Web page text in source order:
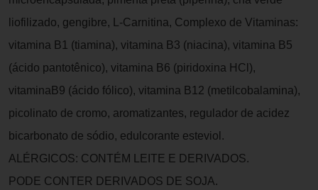
liofilizado, gengibre, L-Carnitina, Complexo de Vitaminas:
vitamina B1 (tiamina), vitamina B3 (niacina), vitamina B5
(ácido pantotênico), vitamina B6 (piridoxina HCl),
vitaminaB9 (ácido fólico), vitamina B12 (metilcobalamina),
picolinato de cromo, aromatizantes, regulador de acidez
bicarbonato de sódio, edulcorante esteviol.
ALÉRGICOS: CONTÉM LEITE E DERIVADOS.
PODE CONTER DERIVADOS DE SOJA.